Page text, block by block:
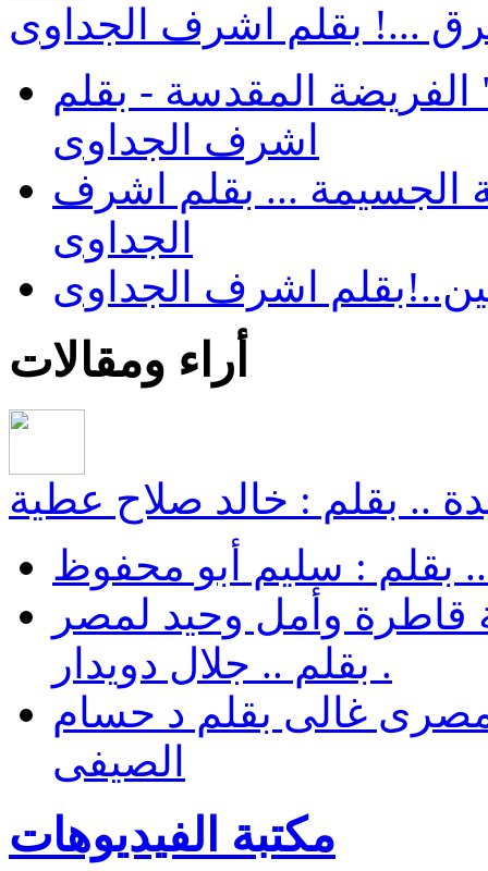
...! بقلم اشرف الجداوى
المقدسة - بقلم
اشرف الجداوى
الجسيمة ... بقلم اشرف
الجداوى
اشرف الجداوى
أراء ومقالات
.. بقلم : خالد صلاح عطية
بقلم : سليم أبو محفوظ
قاطرة وأمل وحيد لمصر
. بقلم .. جلال دويدار
غالى بقلم د حسام
الصيفى
مكتبة الفيديوهات